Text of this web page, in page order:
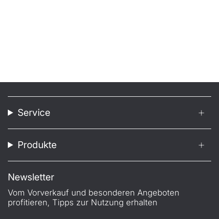
Service
Produkte
Newsletter
Vom Vorverkauf und besonderen Angeboten
profitieren, Tipps zur Nutzung erhalten